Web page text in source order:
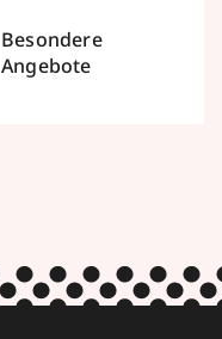
Besondere
Angebote